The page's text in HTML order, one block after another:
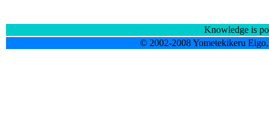
Knowledge is
© 2002-2008 Yometekikeru